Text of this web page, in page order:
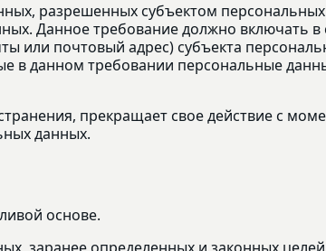
разрешенных субъектом
Данное требование должно включать
или почтовый адрес) субъекта
данном требовании персональные
прекращает свое действие с
данных.
основе.